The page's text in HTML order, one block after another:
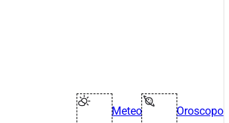
Meteo Oroscopo